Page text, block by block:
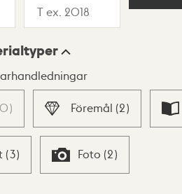
Karta
0) Föremål (2)
(3) Foto (2)